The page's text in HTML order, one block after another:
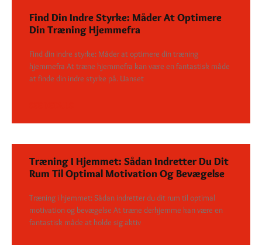
Find Din Indre Styrke: Måder At Optimere
Din Træning Hjemmefra
Find din indre styrke: Måder at optimere din træning
hjemmefra At træne hjemmefra kan være en fantastisk måde
at finde din indre styrke på. Uanset
Træning I Hjemmet: Sådan Indretter Du Dit
Rum Til Optimal Motivation Og Bevægelse
Træning i hjemmet: Sådan indretter du dit rum til optimal
motivation og bevægelse At træne derhjemme kan være en
fantastisk måde at holde sig aktiv